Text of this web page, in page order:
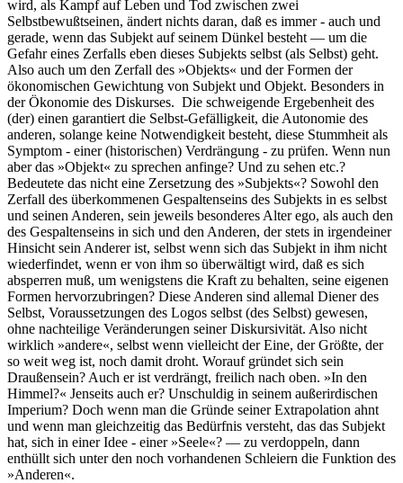
wird, als Kampf auf Leben und Tod zwischen zwei
Selbstbewußtseinen, ändert nichts daran, daß es immer - auch und
gerade, wenn das Subjekt auf seinem Dünkel besteht — um die
Gefahr eines Zerfalls eben dieses Subjekts selbst (als Selbst) geht.
Also auch um den Zerfall des »Objekts« und der Formen der
ökonomischen Gewichtung von Subjekt und Objekt. Besonders in
der Ökonomie des Diskurses. Die schweigende Ergebenheit des
(der) einen garantiert die Selbst-Gefälligkeit, die Autonomie des
anderen, solange keine Notwendigkeit besteht, diese Stummheit als
Symptom - einer (historischen) Verdrängung - zu prüfen. Wenn nun
aber das »Objekt« zu sprechen anfinge? Und zu sehen etc.?
Bedeutete das nicht eine Zersetzung des »Subjekts«? Sowohl den
Zerfall des überkommenen Gespaltenseins des Subjekts in es selbst
und seinen Anderen, sein jeweils besonderes Alter ego, als auch den
des Gespaltenseins in sich und den Anderen, der stets in irgendeiner
Hinsicht sein Anderer ist, selbst wenn sich das Subjekt in ihm nicht
wiederfindet, wenn er von ihm so überwältigt wird, daß es sich
absperren muß, um wenigstens die Kraft zu behalten, seine eigenen
Formen hervorzubringen? Diese Anderen sind allemal Diener des
Selbst, Voraussetzungen des Logos selbst (des Selbst) gewesen,
ohne nachteilige Veränderungen seiner Diskursivität. Also nicht
wirklich »andere«, selbst wenn vielleicht der Eine, der Größte, der
so weit weg ist, noch damit droht. Worauf gründet sich sein
Draußensein? Auch er ist verdrängt, freilich nach oben. »In den
Himmel?« Jenseits auch er? Unschuldig in seinem außerirdischen
Imperium? Doch wenn man die Gründe seiner Extrapolation ahnt
und wenn man gleichzeitig das Bedürfnis versteht, das das Subjekt
hat, sich in einer Idee - einer »Seele«? — zu verdoppeln, dann
enthüllt sich unter den noch vorhandenen Schleiern die Funktion des
»Anderen«.